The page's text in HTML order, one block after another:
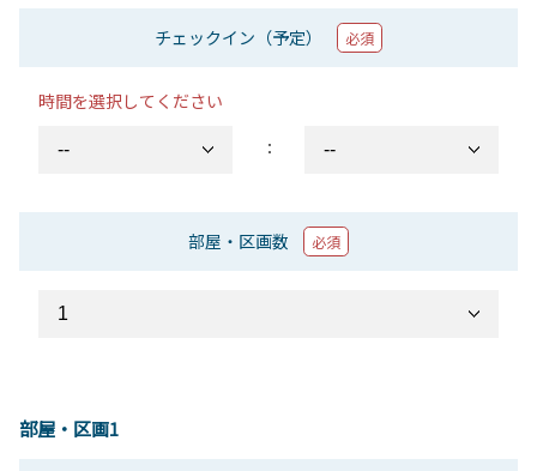
チェックイン（予定） 必須
時間を選択してください
：
部屋・区画数 必須
部屋・区画1